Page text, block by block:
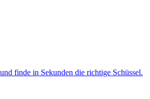
finde in Sekunden die richtige Schüssel.